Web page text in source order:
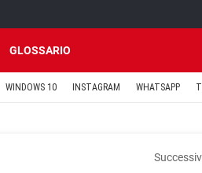
GLOSSARIO
WINDOWS 10 INSTAGRAM WHATSAPP